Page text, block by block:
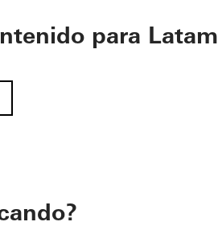
para Latam